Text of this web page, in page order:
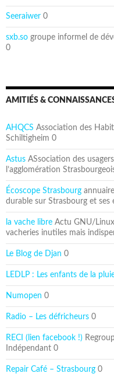
Seeraiwer 0
sxb.so groupe informel de
0
AMITIÉS &
AHQCS Association des
Schiltigheim 0
Astus ASsociation des
l’agglomération
Écoscope Strasbourg
durable sur Strasbourg et ses
la vache libre Actu GNU/
vacheries inutiles mais
Le Blog de Djan 0
LEDLP : Les enfants de la
Numopen 0
Radio – Les défricheurs 0
RECI (lien facebook !)
Indépendant 0
Repair Café – Strasbourg 0